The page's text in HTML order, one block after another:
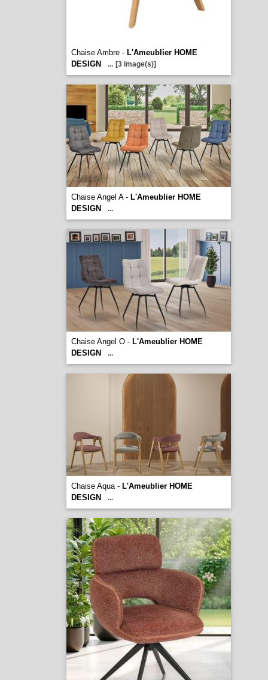
Chaise Ambre - L'Ameublier HOME
DESIGN
... [3 image(s)]
Chaise Angel A - L'Ameublier HOME
DESIGN
...
Chaise Angel O - L'Ameublier HOME
DESIGN
...
Chaise Aqua - L'Ameublier HOME
DESIGN
...